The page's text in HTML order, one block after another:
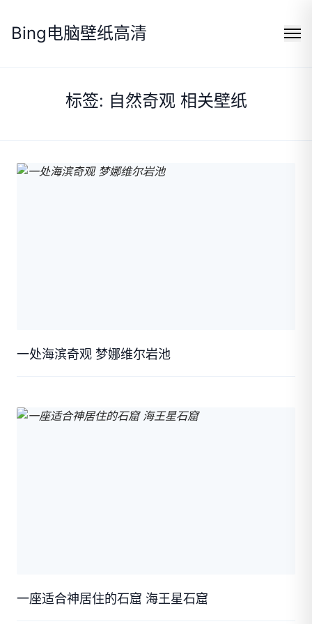
Bing电脑壁纸高清
Search
标签: 自然奇观 相关壁纸
一处海滨奇观 梦娜维尔岩池
一座适合神居住的石窟 海王星石窟